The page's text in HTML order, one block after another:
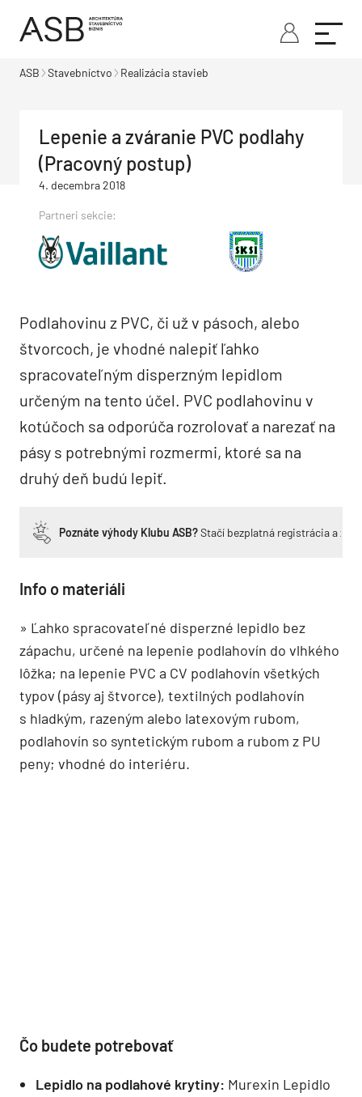
ASB Stavebníctvo Realizácia stavieb
Lepenie a zváranie PVC podlahy
(Pracovný postup)
4. decembra 2018
Partneri sekcie:
Podlahovinu z PVC, či už v pásoch, alebo
štvorcoch, je vhodné nalepiť ľahko
spracovateľným disperzným lepidlom
určeným na tento účel. PVC podlahovinu v
kotúčoch sa odporúča rozrolovať a narezať na
pásy s potrebnými rozmermi, ktoré sa na
druhý deň budú lepiť.
Poznáte výhody Klubu ASB?Stačí bezplatná registrácia a
Info o materiáli
» Ľahko spracovateľné disperzné lepidlo bez
zápachu, určené na lepenie podlahovín do vlhkého
lôžka; na lepenie PVC a CV podlahovín všetkých
typov (pásy aj štvorce), textilných podlahovín
s hladkým, razeným alebo latexovým rubom,
podlahovín so syntetickým rubom a rubom z PU
peny; vhodné do interiéru.
Čo budete potrebovať
Lepidlo na podlahové krytiny: Murexin Lepidlo